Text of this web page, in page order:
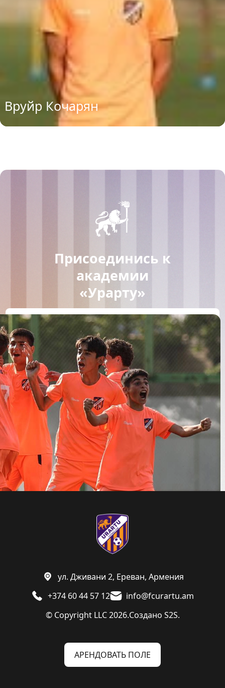
Вруйр Кочарян
Присоединись к
академии
«Урарту»
ПРИСОЕДИНИТЬСЯ
© Copyright LLC 2026.Создано S2S.
+374 60 44 57 12 info@fcurartu.am
ул. Дживани 2, Ереван, Армения
АРЕНДОВАТЬ ПОЛЕ